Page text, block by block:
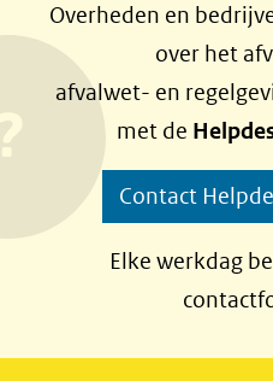
l
e
n
o
p
F
b
l
e
n
o
p
L
e
Overheden en
over het
afvalwet- en
met de
Contact
Elke werkdag